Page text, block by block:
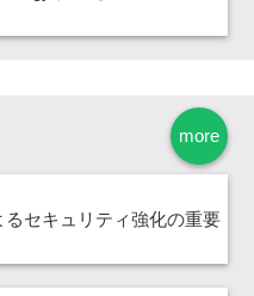
more
るセキュリティ強化の重要